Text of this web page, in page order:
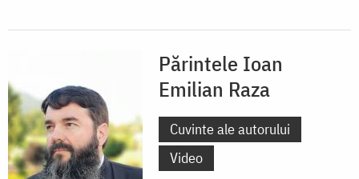
Părintele Ioan
Emilian Raza
Cuvinte ale autorului
Video